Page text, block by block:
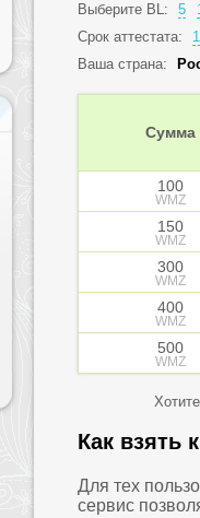
Выберите BL: 5
Срок аттестата:
Ваша страна:
Сумма
100
WMZ
150
WMZ
300
WMZ
400
WMZ
500
WMZ
Как взять
Для тех
сервис